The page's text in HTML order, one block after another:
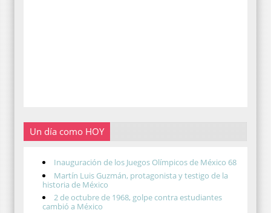
Un día como HOY
Inauguración de los Juegos Olímpicos de México 68
Martín Luis Guzmán, protagonista y testigo de la
historia de México
2 de octubre de 1968, golpe contra estudiantes
cambió a México